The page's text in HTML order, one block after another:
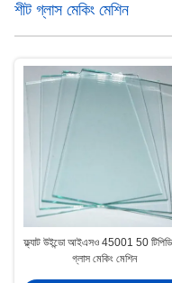
শীট গ্লাস মেকিং মেশিন
ফ্ল্যাট উইন্ডো আইএসও 45001 50 টিপিডি
গ্লাস মেকিং মেশিন